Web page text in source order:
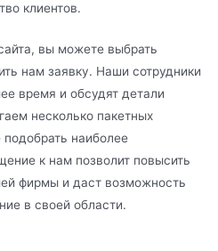
клиентов.
вы можете выбрать
нам заявку. Наши сотрудники
время и обсудят детали
несколько пакетных
наиболее
к нам позволит повысить
фирмы и даст возможность
в своей области.